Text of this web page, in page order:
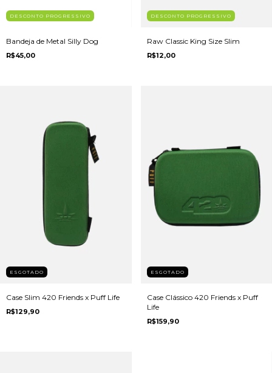
DESCONTO PROGRESSIVO
Bandeja de Metal Silly Dog
R$45,00
DESCONTO PROGRESSIVO
Raw Classic King Size Slim
R$12,00
ESGOTADO
Case Slim 420 Friends x Puff Life
R$129,90
ESGOTADO
Case Clássico 420 Friends x Puff
Life
R$159,90